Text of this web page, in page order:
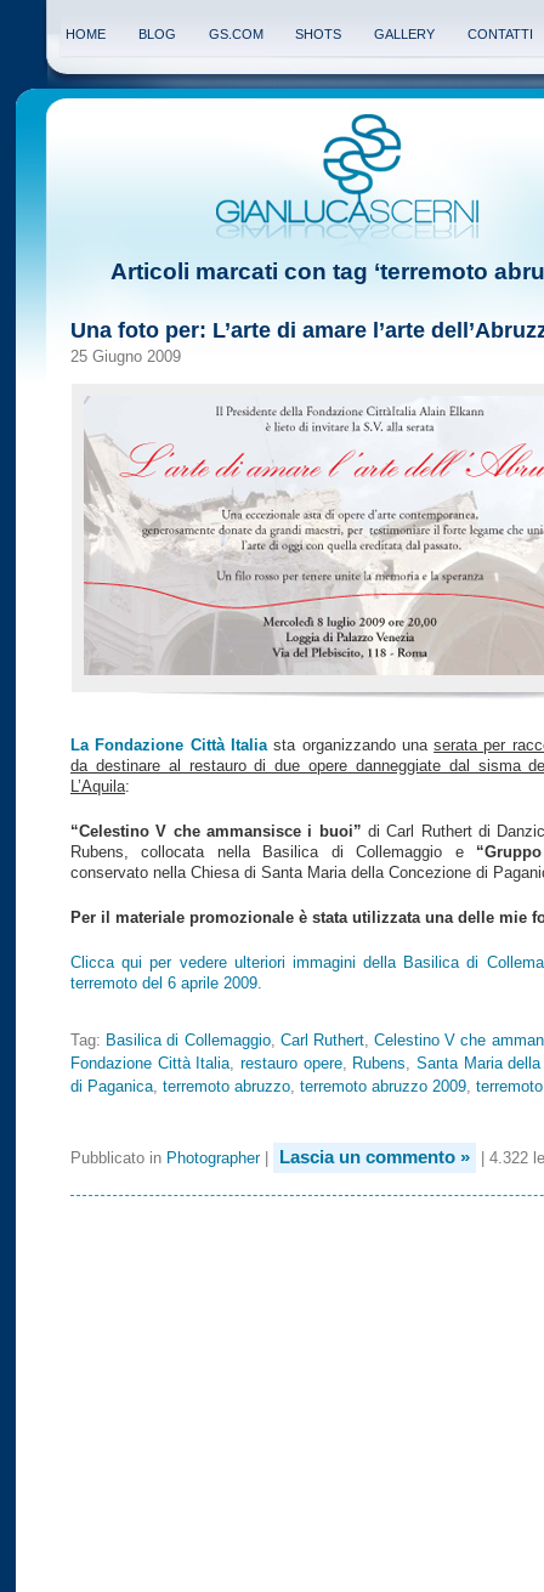
HOME BLOG GS.COM SHOTS GALLERY CONTATTI
Articoli marcati con tag ‘terremoto
Una foto per: L’arte di amare l’arte
25 Giugno 2009
La Fondazione Città Italiasta organizzando unaserata per
da destinare al restauro di due opere danneggiate dal sisma
L’Aquila:
“Celestino V che ammansisce i buoi” di Carl Ruthert di
Rubens, collocata nella Basilica di Collemaggio e
conservato nella Chiesa di Santa Maria della Concezione di
Per il materiale promozionale è stata utilizzata una delle mie
Clicca qui per vedere ulteriori immagini della Basilica di
terremoto del 6 aprile 2009.
Tag: Basilica di Collemaggio, Carl Ruthert,Celestino V che
Fondazione Città Italia ,restauro opere, Rubens ,Santa Maria
di Paganica terremoto abruzzo terremoto abruzzo 2009
Pubblicato in Photographer| Lascia un commento » | 4.322